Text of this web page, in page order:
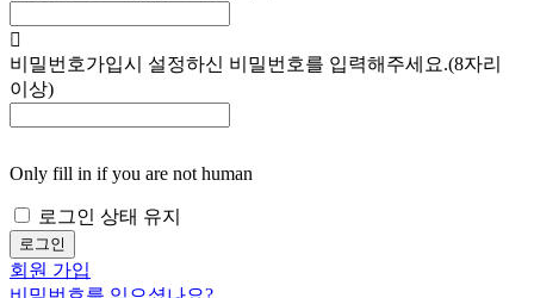
비밀번호가입시 설정하신 비밀번호를 입력해주세요.(8자리
이상)
Only fill in if you are not human
로그인 상태 유지
회원 가입